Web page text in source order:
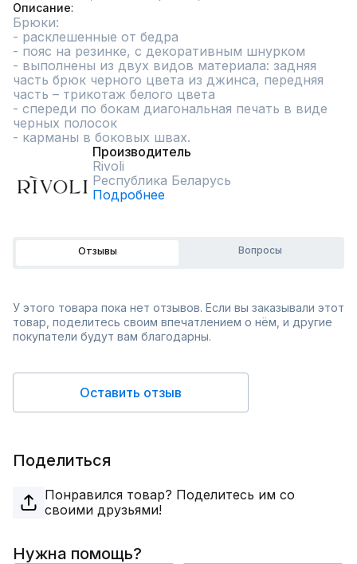
Описание
Брюки:
- расклешенные от бедра
- пояс на резинке, с декоративным шнурком
- выполнены из двух видов материала: задняя
часть брюк черного цвета из джинса, передняя
часть – трикотаж белого цвета
- спереди по бокам диагональная печать в виде
черных полосок
- карманы в боковых швах.
Производитель
Rivoli
Республика Беларусь
Подробнее
Отзывы Вопросы
У этого товара пока нет отзывов. Если вы заказывали этот
товар, поделитесь своим впечатлением о нём, и другие
покупатели будут вам благодарны.
Оставить отзыв
Поделиться
Понравился товар? Поделитесь им со
своими друзьями!
Нужна помощь?